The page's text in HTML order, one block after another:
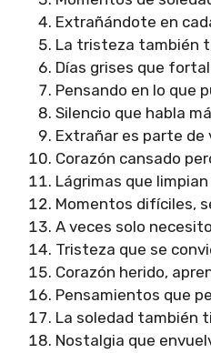
Extrañándote en
La tristeza también
Días grises que
Pensando en lo que
Silencio que habla
Extrañar es parte de
Corazón cansado
Lágrimas que
Momentos difíciles,
A veces solo
Tristeza que se
Corazón herido,
Pensamientos que
La soledad también
Nostalgia que